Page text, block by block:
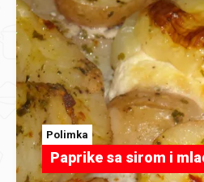
Polimka
Paprike sa sirom i